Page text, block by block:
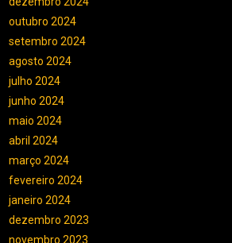
outubro 2024
setembro 2024
agosto 2024
julho 2024
junho 2024
maio 2024
abril 2024
março 2024
fevereiro 2024
janeiro 2024
dezembro 2023
novembro 2023